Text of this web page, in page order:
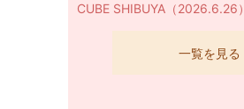
CUBE SHIBUYA（2026.6.26）
一覧を見る